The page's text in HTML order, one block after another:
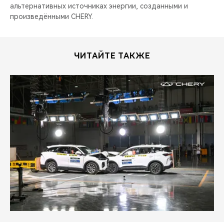
альтернативных источниках энергии, созданными и
произведёнными CHERY.
ЧИТАЙТЕ ТАКЖЕ